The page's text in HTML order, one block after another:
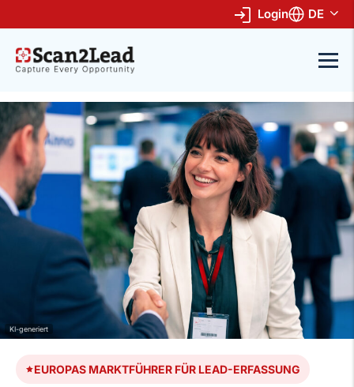
Login DE
EUROPAS MARKTFÜHRER FÜR LEAD-ERFASSUNG
KI-generiert